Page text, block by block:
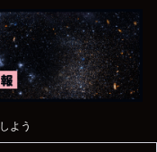
よう